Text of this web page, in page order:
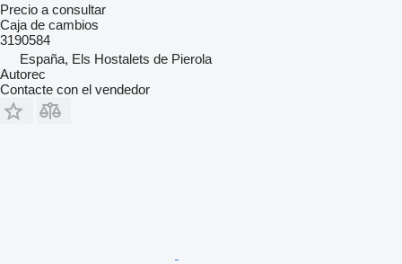
Precio a consultar
Caja de cambios
3190584
España, Els Hostalets de Pierola
Autorec
Contacte con el vendedor